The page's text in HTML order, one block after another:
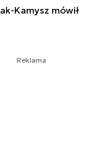
Kamysz mówił
Reklama